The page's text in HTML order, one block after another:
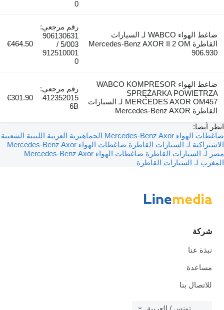
ضاغط الهواء WABCO لـ السيارات
القاطرة Mercedes-Benz AXOR II 2 OM
906.930
رقم مرجعي:
906130631
5/003 /
912510001
€464.50
ضاغط الهواء WABCO KOMPRESOR
SPRĘŻARKA POWIETRZA
MERCEDES AXOR OM457 لـ السيارات
القاطرة Mercedes-Benz AXOR
رقم مرجعي:
412352015
6B
€301.90
أيضا:
ضاغطات الهواء Mercedes-Benz Axor الجماهيرية العربية الليبية الشعبية
لـ السيارات القاطرة
ضاغطات الهواء Mercedes-Benz Axor
لـ السيارات القاطرة
ضاغطات الهواء Mercedes-Benz Axor
لـ السيارات القاطرة
شركة
نبذة عنا
مساعدة
للاتصال بنا
تونس / العربية